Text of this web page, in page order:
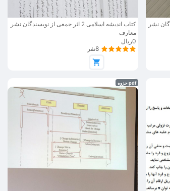
نشر
کتاب اندیشه اسلامی 2 اثر جمعی از نویسندگان نشر
معارف
0ریال
8نفر
pdf جزوه